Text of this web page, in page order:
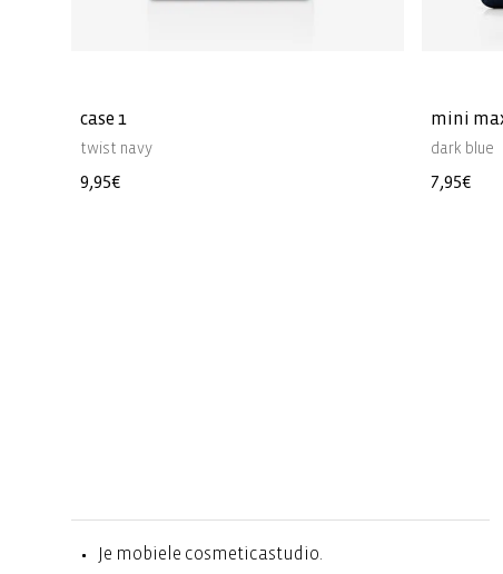
case 1
twist navy
Normale
9,95€
mini
dark blue
Normale
7,95€
Je mobiele cosmeticastudio.